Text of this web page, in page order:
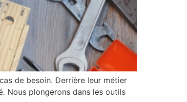
de besoin. Derrière leur métier
Nous plongerons dans les outils